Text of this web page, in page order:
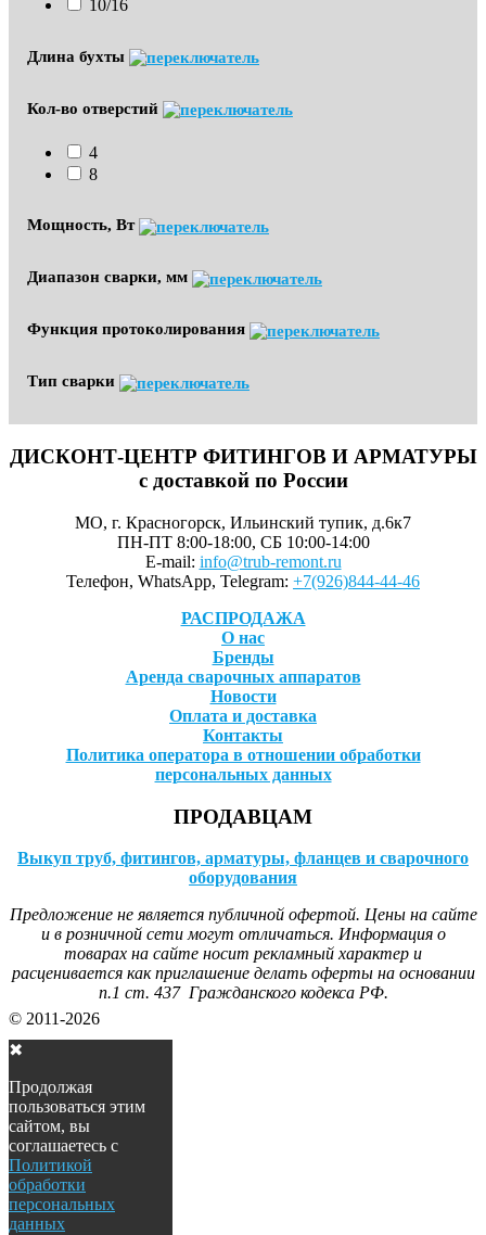
10/16
Длина бухты
Кол-во отверстий
4
8
Мощность, Вт
Диапазон сварки, мм
Функция протоколирования
Тип сварки
ДИСКОНТ-ЦЕНТР ФИТИНГОВ И АРМАТУРЫ
с доставкой по России
МО, г. Красногорск, Ильинский тупик, д.6к7
ПН-ПТ 8:00-18:00, СБ 10:00-14:00
E-mail: info@trub-remont.ru
Телефон, WhatsApp, Telegram: +7(926)844-44-46
РАСПРОДАЖА
О нас
Бренды
Аренда сварочных аппаратов
Новости
Оплата и доставка
Контакты
Политика оператора в отношении обработки
персональных данных
ПРОДАВЦАМ
Выкуп труб, фитингов, арматуры, фланцев и сварочного
оборудования
Предложение не является публичной офертой. Цены на сайте
и в розничной сети могут отличаться. Информация о
товарах на сайте носит рекламный характер и
расценивается как приглашение делать оферты на основании
п.1 ст. 437 Гражданского кодекса РФ.
© 2011-2026
✖
Продолжая
пользоваться этим
сайтом, вы
соглашаетесь с
Политикой
обработки
персональных
данных